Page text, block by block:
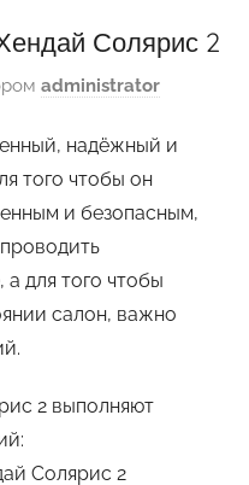
Солярис 2
administrator
надёжный и
того чтобы он
и безопасным,
для того чтобы
салон, важно
2 выполняют